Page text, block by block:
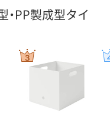
・PP製成型タイ